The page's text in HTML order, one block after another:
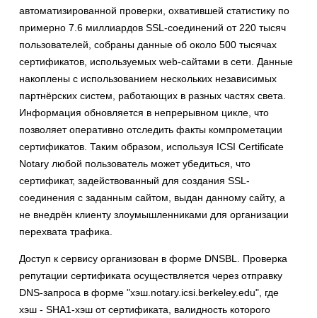
автоматизированной проверки, охватившей статистику по
примерно 7.6 миллиардов SSL-соединений от 220 тысяч
пользователей, собраны данные об около 500 тысячах
сертификатов, используемых web-сайтами в сети. Данные
накоплены с использованием нескольких независимых
партнёрских систем, работающих в разных частях света.
Информация обновляется в непрерывном цикле, что
позволяет оперативно отследить факты компрометации
сертификатов. Таким образом, используя ICSI Certificate
Notary любой пользователь может убедиться, что
сертификат, задействованный для создания SSL-
соединения с заданным сайтом, выдан данному сайту, а
не внедрён клиенту злоумышленниками для организации
перехвата трафика.
Доступ к сервису организован в форме DNSBL. Проверка
репутации сертификата осуществляется через отправку
DNS-запроса в форме "хэш.notary.icsi.berkeley.edu", где
хэш - SHA1-хэш от сертификата, валидность которого